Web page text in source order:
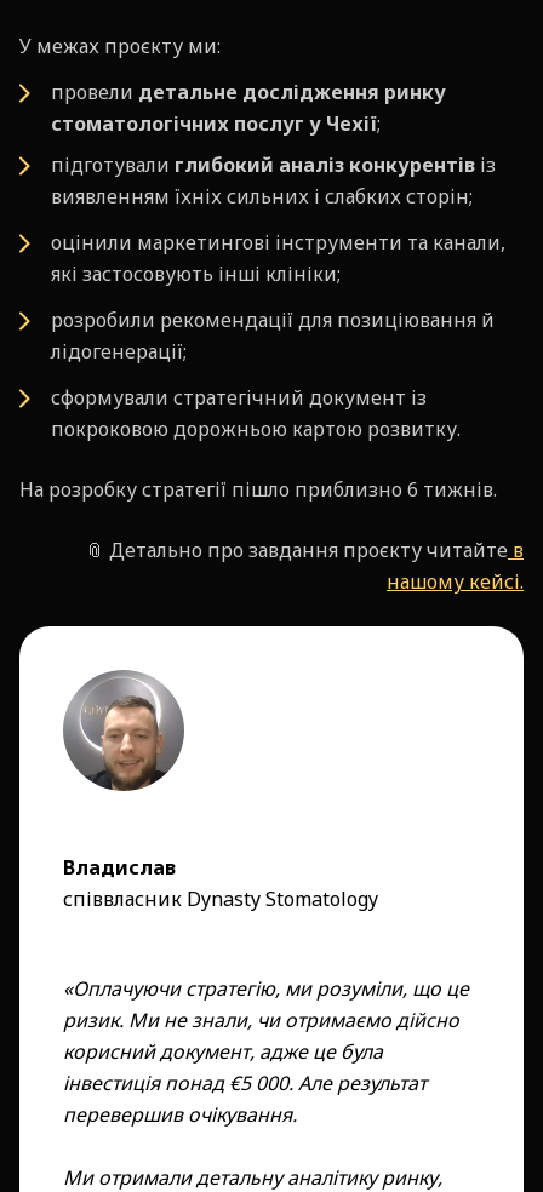
У межах проєкту ми:
провели детальне дослідження ринку
стоматологічних послуг у Чехії;
підготували глибокий аналіз конкурентів із
виявленням їхніх сильних і слабких сторін;
оцінили маркетингові інструменти та канали,
які застосовують інші клініки;
розробили рекомендації для позиціювання й
лідогенерації;
сформували стратегічний документ із
покроковою дорожньою картою розвитку.
На розробку стратегії пішло приблизно 6 тижнів.
📎 Детально про завдання проєкту читайте в
нашому кейсі.
Владислав
співвласник Dynasty Stomatology
«Оплачуючи стратегію, ми розуміли, що це
ризик. Ми не знали, чи отримаємо дійсно
корисний документ, адже це була
інвестиція понад €5 000. Але результат
перевершив очікування.
Ми отримали детальну аналітику ринку,